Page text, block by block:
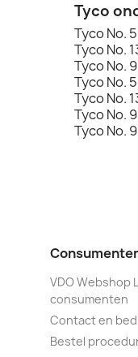
Tyco
Tyco No.
Tyco No.
Tyco No.
Tyco No.
Tyco No.
Tyco No.
Tyco No.
VDO Webshop
consumenten
Contact en
Bestel